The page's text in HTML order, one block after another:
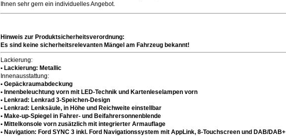
Ihnen sehr gern ein individuelles Angebot.
Hinweis zur Produktsicherheitsverordnung:
Es sind keine sicherheitsrelevanten Mängel am Fahrzeug bekannt!
Lackierung:
• Lackierung: Metallic
Innenausstattung:
• Gepäckraumabdeckung
• Innenbeleuchtung vorn mit LED-Technik und Kartenleselampen vorn
• Lenkrad: Lenkrad 3-Speichen-Design
• Lenkrad: Lenksäule, in Höhe und Reichweite einstellbar
• Make-up-Spiegel in Fahrer- und Beifahrersonnenblende
• Mittelkonsole vorn zusätzlich mit integrierter Armauflage
• Navigation: Ford SYNC 3 inkl. Ford Navigationssystem mit AppLink, 8-Touchscreen und DAB/DAB+